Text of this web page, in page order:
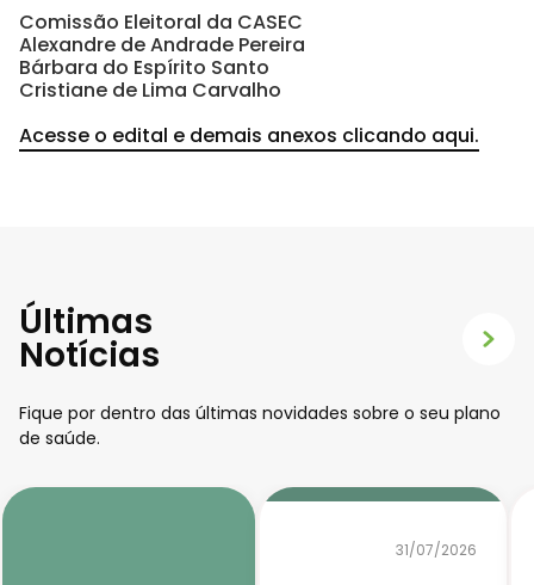
Comissão Eleitoral da CASEC
Alexandre de Andrade Pereira
Bárbara do Espírito Santo
Cristiane de Lima Carvalho
Acesse o edital e demais anexos clicando aqui.
Últimas
Notícias
Fique por dentro das últimas novidades sobre o seu plano
de saúde.
31/07/2026